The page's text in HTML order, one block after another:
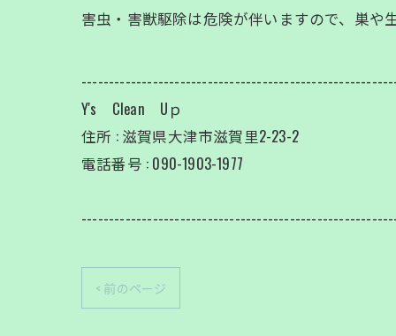
害虫・害獣駆除は危険が伴いますので、巣や
Y's Clean Uｐ
住所 : 滋賀県大津市滋賀里2-23-2
電話番号 : 090-1903-1977
< 前のページ